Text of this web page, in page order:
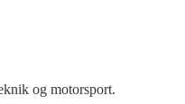
og motorsport.